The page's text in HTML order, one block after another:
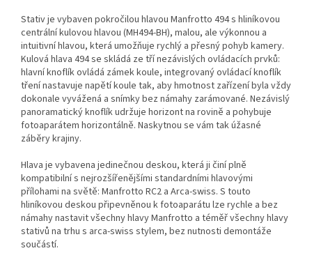
Stativ je vybaven pokročilou hlavou Manfrotto 494 s hliníkovou
centrální kulovou hlavou (MH494-BH), malou, ale výkonnou a
intuitivní hlavou, která umožňuje rychlý a přesný pohyb kamery.
Kulová hlava 494 se skládá ze tří nezávislých ovládacích prvků:
hlavní knoflík ovládá zámek koule, integrovaný ovládací knoflík
tření nastavuje napětí koule tak, aby hmotnost zařízení byla vždy
dokonale vyvážená a snímky bez námahy zarámované. Nezávislý
panoramatický knoflík udržuje horizont na rovině a pohybuje
fotoaparátem horizontálně. Naskytnou se vám tak úžasné
záběry krajiny.
Hlava je vybavena jedinečnou deskou, která ji činí plně
kompatibilní s nejrozšířenějšími standardními hlavovými
přílohami na světě: Manfrotto RC2 a Arca-swiss. S touto
hliníkovou deskou připevněnou k fotoaparátu lze rychle a bez
námahy nastavit všechny hlavy Manfrotto a téměř všechny hlavy
stativů na trhu s arca-swiss stylem, bez nutnosti demontáže
součástí.